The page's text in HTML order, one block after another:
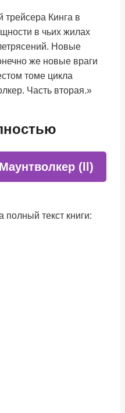
Кинга в
в чьих жилах
Новые
же новые враги
томе цикла
Часть вторая.»
(ll)
полный текст книги: